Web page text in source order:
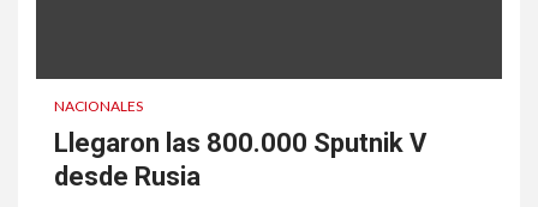
NACIONALES
Llegaron las 800.000 Sputnik V
desde Rusia